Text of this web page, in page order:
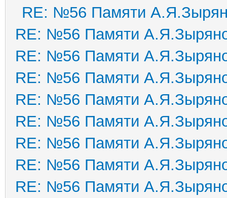
RE: №56 Памяти
RE: №56 Памяти
RE: №56 Памяти
RE: №56 Памяти
RE: №56 Памяти
RE: №56 Памяти
RE: №56 Памяти
RE: №56 Памяти
RE: №56 Памяти